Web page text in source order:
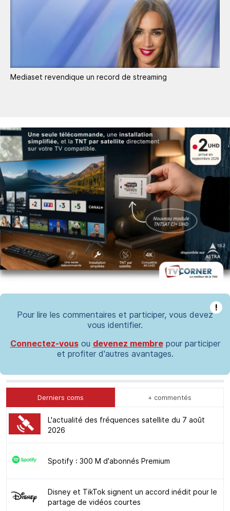
Mediaset revendique un record de streaming
!
Pour lire les commentaires et participer, vous devez
vous identifier.
Connectez-vousou devenez membrepour participer
et profiter d'autres avantages.
Derniers coms + commentés
L'actualité des fréquences satellite du 7 août
2026
Spotify : 300 M d'abonnés Premium
Disney et TikTok signent un accord inédit pour le
partage de vidéos courtes